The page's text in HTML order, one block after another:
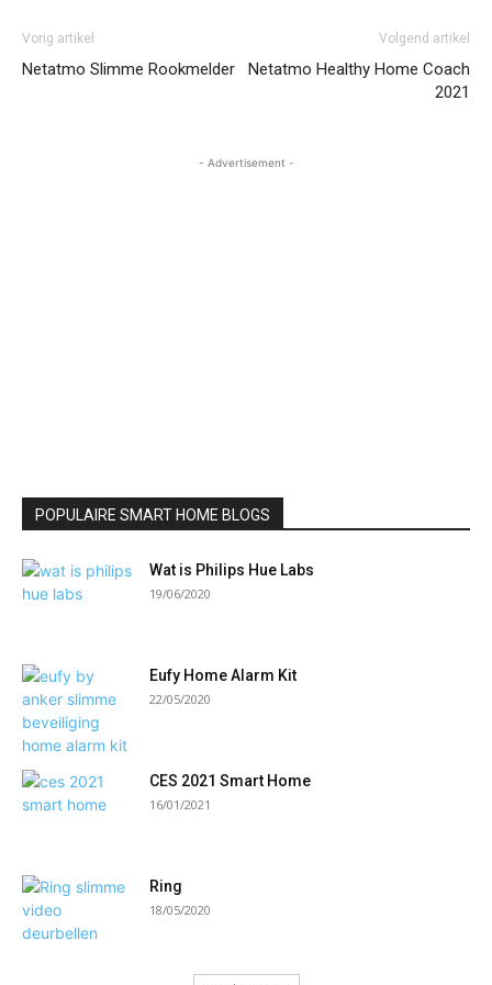
Vorig artikel
Netatmo Slimme Rookmelder
Volgend artikel
Netatmo Healthy Home Coach
2021
- Advertisement -
POPULAIRE SMART HOME BLOGS
Wat is Philips Hue Labs
19/06/2020
Eufy Home Alarm Kit
22/05/2020
CES 2021 Smart Home
16/01/2021
Ring
18/05/2020